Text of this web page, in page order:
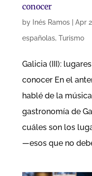
conocer
by Inés Ramos| Apr
españolas, Turismo
Galicia (III):
conocer En el
hablé de la
gastronomía de
cuáles son los
—esos que no